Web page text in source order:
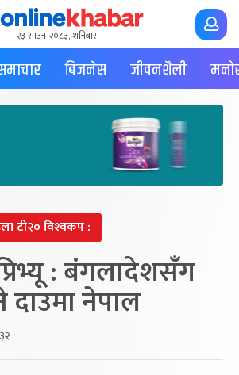
२३ साउन २०८३, शनिबार
बिजनेस जीवनशैली
टी२० विश्‍वकप :
: बंगलादेशसँग
नेपाल